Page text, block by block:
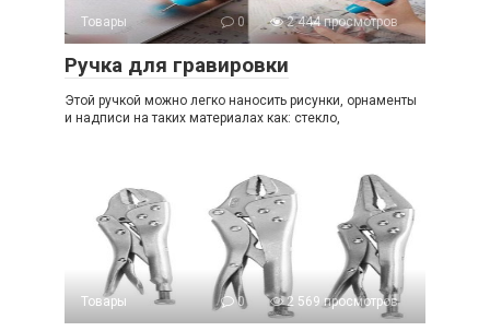
Товары 0 2 444 просмотров
Ручка для гравировки
Этой ручкой можно легко наносить рисунки, орнаменты
и надписи на таких материалах как: стекло,
Товары 0 2 569 просмотров